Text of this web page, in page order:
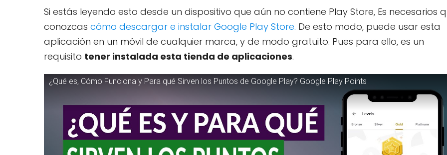
Si estás leyendo esto desde un dispositivo que aún no contiene Play Store, Es necesarios
conozcas cómo descargar e instalar Google Play Store. De esto modo, puede usar esta
aplicación en un móvil de cualquier marca, y de modo gratuito. Pues para ello, es un
requisito tener instalada esta tienda de aplicaciones.
¿Qué es, Cómo Funciona y Para qué Sirven los Puntos de Google Play? Google Play Points